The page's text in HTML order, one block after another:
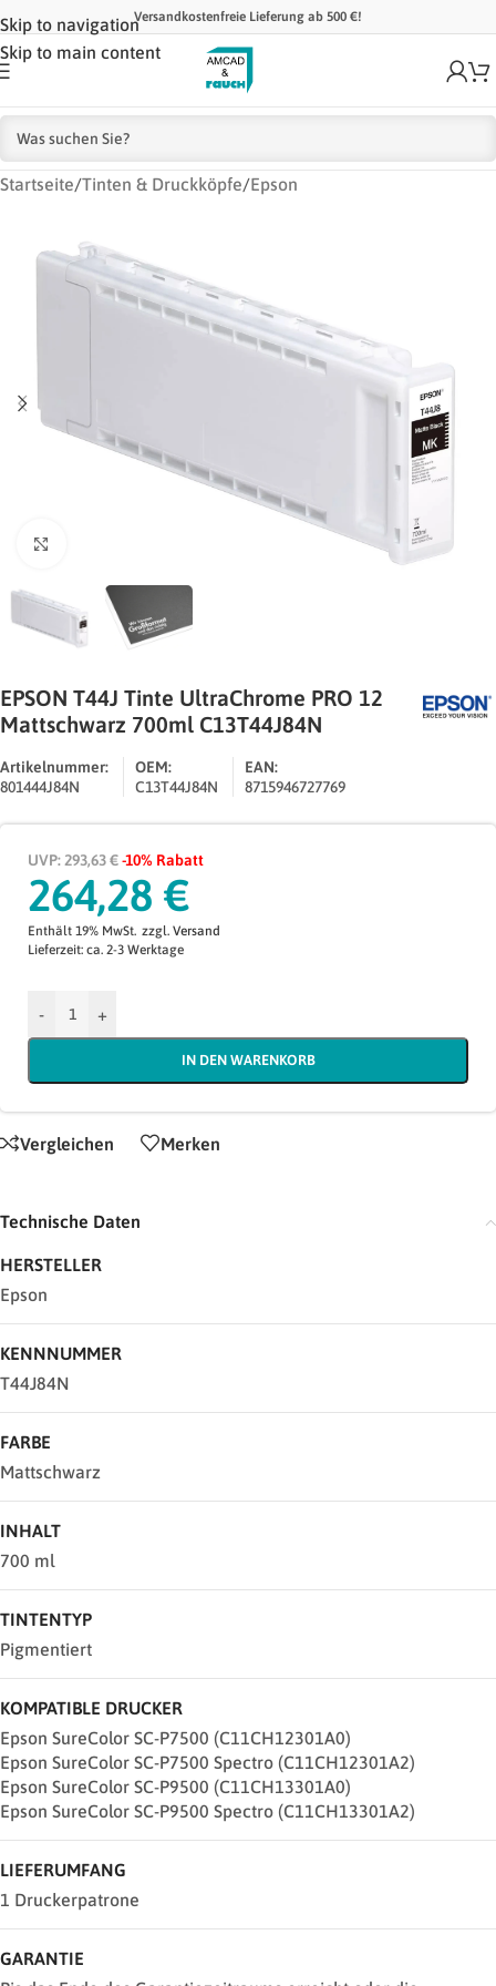
Skip to navigation
Skip to main content
Versandkostenfreie Lieferung ab 500 €!
Startseite/Tinten & Druckköpfe/Epson
EPSON T44J Tinte UltraChrome PRO 12
Mattschwarz 700ml C13T44J84N
Artikelnummer:
801444J84N
OEM:
C13T44J84N
EAN:
8715946727769
UVP: 293,63 €-10% Rabatt
264,28 €
Enthält 19% MwSt. zzgl. Versand
Lieferzeit: ca. 2-3 Werktage
- +
IN DEN WARENKORB
Vergleichen Merken
Technische Daten
HERSTELLER
Epson
KENNNUMMER
T44J84N
FARBE
Mattschwarz
INHALT
700 ml
TINTENTYP
Pigmentiert
KOMPATIBLE DRUCKER
Epson SureColor SC-P7500 (C11CH12301A0)
Epson SureColor SC-P7500 Spectro (C11CH12301A2)
Epson SureColor SC-P9500 (C11CH13301A0)
Epson SureColor SC-P9500 Spectro (C11CH13301A2)
LIEFERUMFANG
1 Druckerpatrone
GARANTIE